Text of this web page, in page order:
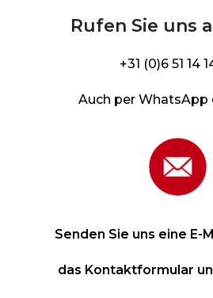
Rufen Sie uns
+31 (0)6 51 14
Auch per WhatsApp
Senden Sie uns eine E-
das Kontaktformular